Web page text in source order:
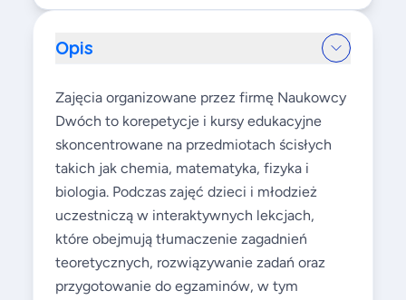
Opis
Zajęcia organizowane przez firmę Naukowcy
Dwóch to korepetycje i kursy edukacyjne
skoncentrowane na przedmiotach ścisłych
takich jak chemia, matematyka, fizyka i
biologia. Podczas zajęć dzieci i młodzież
uczestniczą w interaktywnych lekcjach,
które obejmują tłumaczenie zagadnień
teoretycznych, rozwiązywanie zadań oraz
przygotowanie do egzaminów, w tym